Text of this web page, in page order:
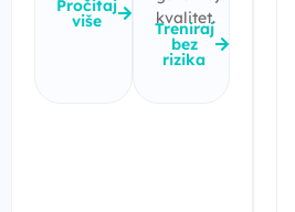
Pročitaj
više
kvalitet.
Treniraj
bez
rizika